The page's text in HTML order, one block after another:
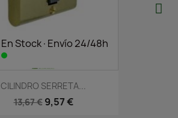
En Stock·Envío 24/48h
CILINDRO SERRETA...
13,67 € 9,57 €